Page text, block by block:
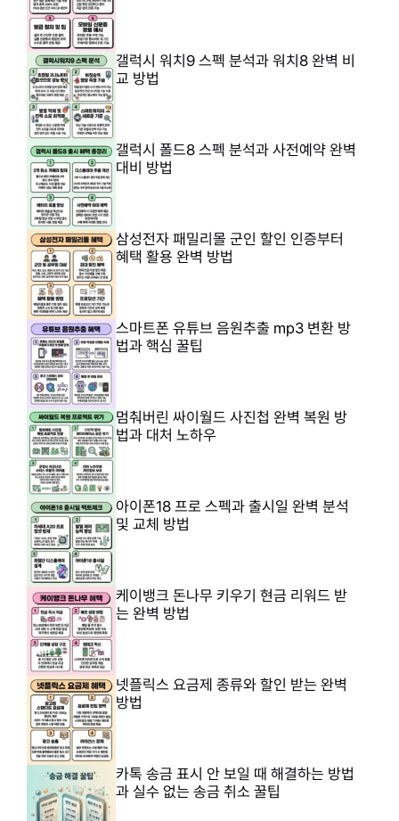
갤럭시 워치9 스펙 분석과 워치8 완벽 비
교 방법
갤럭시 폴드8 스펙 분석과 사전예약 완벽
대비 방법
삼성전자 패밀리몰 군인 할인 인증부터
혜택 활용 완벽 방법
스마트폰 유튜브 음원추출 mp3 변환 방
법과 핵심 꿀팁
멈춰버린 싸이월드 사진첩 완벽 복원 방
법과 대처 노하우
아이폰18 프로 스펙과 출시일 완벽 분석
및 교체 방법
케이뱅크 돈나무 키우기 현금 리워드 받
는 완벽 방법
넷플릭스 요금제 종류와 할인 받는 완벽
방법
카톡 송금 표시 안 보일 때 해결하는 방법
과 실수 없는 송금 취소 꿀팁